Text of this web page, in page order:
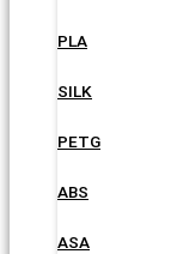
PLA
SILK
PETG
ABS
ASA